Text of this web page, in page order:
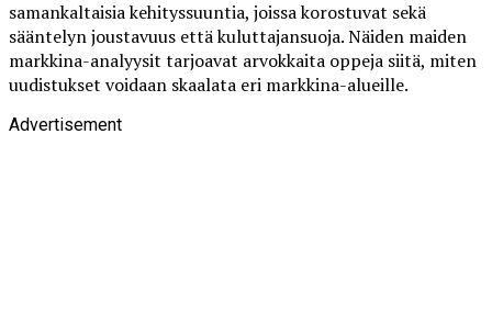
samankaltaisia kehityssuuntia, joissa korostuvat sekä
sääntelyn joustavuus että kuluttajansuoja. Näiden maiden
markkina-analyysit tarjoavat arvokkaita oppeja siitä, miten
uudistukset voidaan skaalata eri markkina-alueille.
Advertisement